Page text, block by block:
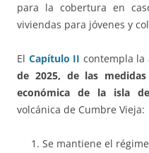
para la cobertura en
viviendas para jóvenes y
El Capítulo II contempla la
de 2025, de las
económica de la isla
volcánica de Cumbre Vieja:
Se mantiene el